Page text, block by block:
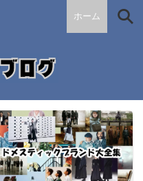
ホーム